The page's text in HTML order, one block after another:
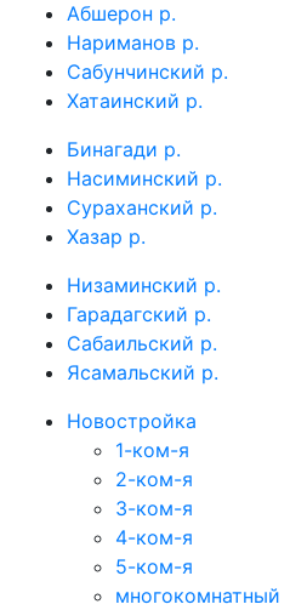
Абшерон р.
Нариманов р.
Сабунчинский р.
Хатаинский р.
Бинагади р.
Насиминский р.
Сураханский р.
Хазар р.
Низаминский р.
Гарадагский р.
Сабаильский р.
Ясамальский р.
Новостройка
1-ком-я
2-ком-я
3-ком-я
4-ком-я
5-ком-я
многокомнатный